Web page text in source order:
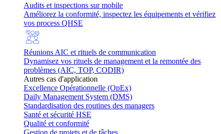
Audits et inspections sur mobile
Améliorez la conformité, inspectez les équipements et vérifiez
vos process QHSE
Réunions AIC et rituels de communication
Dynamisez vos rituels de management et la remontée des
problèmes (AIC, TOP, CODIR)
Autres cas d'application
Excellence Opérationnelle (OpEx)
Daily Management System (DMS)
Standardisation des routines des managers
Santé et sécurité HSE
Qualité et conformité
Gestion de projets et de tâches